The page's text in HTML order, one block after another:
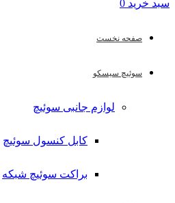
سبد خرید 0
صفحه نخست
سوئیچ سیسکو
لوازم جانبی سوئیچ
کابل کنسول سوئیچ
براکت سوئیچ شبکه